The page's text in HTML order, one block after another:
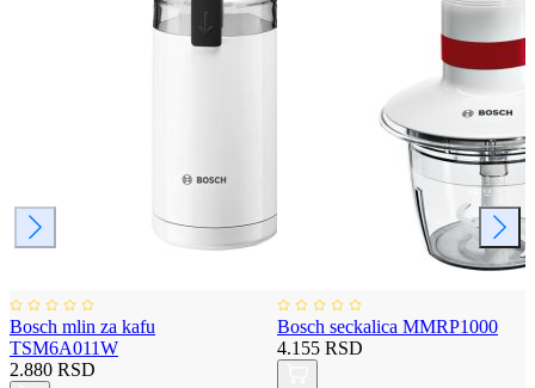
Bosch mlin za kafu
TSM6A011W
2.880 RSD
Bosch seckalica MMRP1000
4.155 RSD